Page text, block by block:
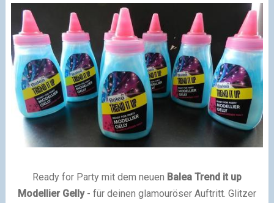
Ready for Party mit dem neuen Balea Trend it up
Modellier Gelly- für deinen glamouröser Auftritt. Glitzer